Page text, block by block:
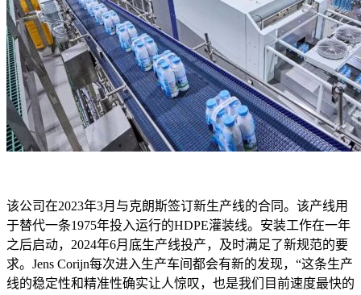
该公司在2023年3月与克朗斯签订新生产线的合同。该产线用
于替代一条1975年投入运行的HDPE灌装线。安装工作在一年
之后启动，2024年6月底生产线投产，及时满足了新规范的要
求。Jens Corijn每次进入生产车间都会有新的发现，“这条生产
线的稳定性和精准性确实让人惊叹，也是我们目前速度最快的